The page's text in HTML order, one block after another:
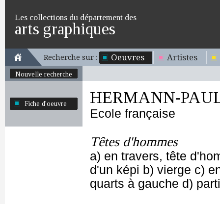
Les collections du département des
arts graphiques
Recherche sur : Oeuvres Artistes
Nouvelle recherche
Fiche d'oeuvre HERMANN-
Ecole française
Têtes d'hommes
a) en travers, tête
d'un képi b) vierge c)
quarts à gauche d)